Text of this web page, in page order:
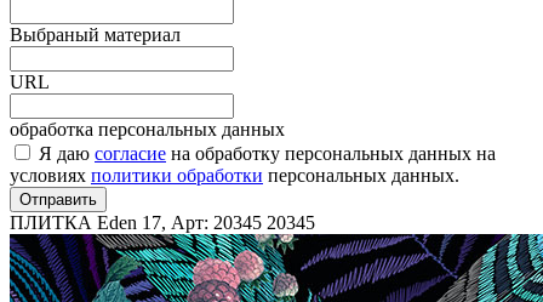
Выбраный материал
URL
обработка персональных данных
Я даю согласие на обработку персональных данных на
условиях политики обработки персональных данных.
Отправить
ПЛИТКА Eden 17, Арт: 20345 20345